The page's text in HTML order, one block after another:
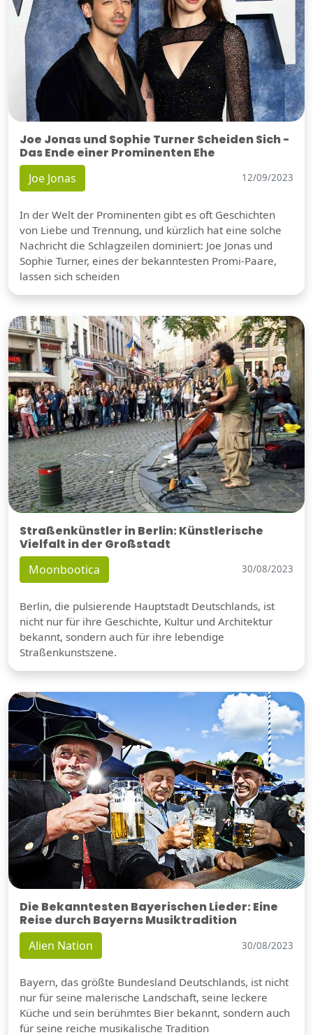
Joe Jonas und Sophie Turner Scheiden Sich -
Das Ende einer Prominenten Ehe
Joe Jonas 12/09/2023
In der Welt der Prominenten gibt es oft Geschichten
von Liebe und Trennung, und kürzlich hat eine solche
Nachricht die Schlagzeilen dominiert: Joe Jonas und
Sophie Turner, eines der bekanntesten Promi-Paare,
lassen sich scheiden
Straßenkünstler in Berlin: Künstlerische
Vielfalt in der Großstadt
Moonbootica 30/08/2023
Berlin, die pulsierende Hauptstadt Deutschlands, ist
nicht nur für ihre Geschichte, Kultur und Architektur
bekannt, sondern auch für ihre lebendige
Straßenkunstszene.
Die Bekanntesten Bayerischen Lieder: Eine
Reise durch Bayerns Musiktradition
Alien Nation 30/08/2023
Bayern, das größte Bundesland Deutschlands, ist nicht
nur für seine malerische Landschaft, seine leckere
Küche und sein berühmtes Bier bekannt, sondern auch
für seine reiche musikalische Tradition